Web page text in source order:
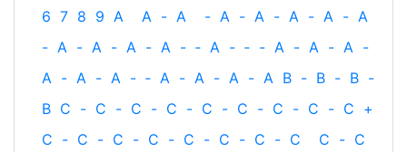
6 7 8 9 A A - A - A - A - A - A - A
- A - A - A - A - ‐ A - ‐ - A - A - A -
A - A - A - ‐ A - A - A - A B - B - B -
B C - C - C - C - C - C - C - C - C +
C - C - C - C - C - C - C - C C - C